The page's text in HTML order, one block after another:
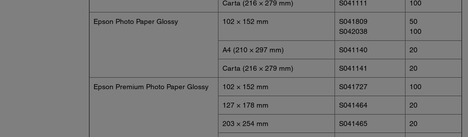
Carta (216 × 279 mm) S041111 100
Epson Photo Paper Glossy 102 × 152 mm
S041809
S042038
50
100
A4 (210 × 297 mm) S041140 20
Carta (216 × 279 mm) S041141 20
Epson Premium Photo Paper Glossy 102 × 152 mm S041727 100
127 × 178 mm S041464 20
203 × 254 mm S041465 20